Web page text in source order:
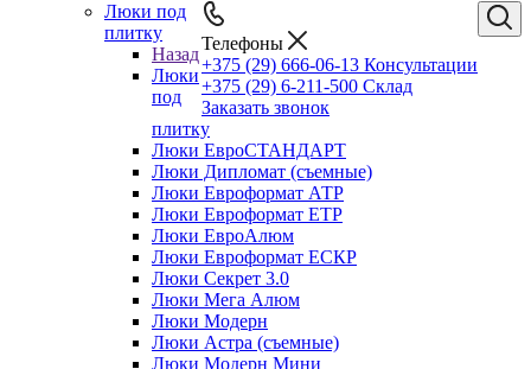
Телефоны
+375 (29) 666-06-13 Консультации
+375 (29) 6-211-500 Склад
Заказать звонок
Люки под
плитку
Назад
Люки
под
плитку
Люки ЕвроСТАНДАРТ
Люки Дипломат (съемные)
Люки Евроформат АТР
Люки Евроформат ЕТР
Люки ЕвроАлюм
Люки Евроформат ЕСКР
Люки Секрет 3.0
Люки Мега Алюм
Люки Модерн
Люки Астра (съемные)
Люки Модерн Мини